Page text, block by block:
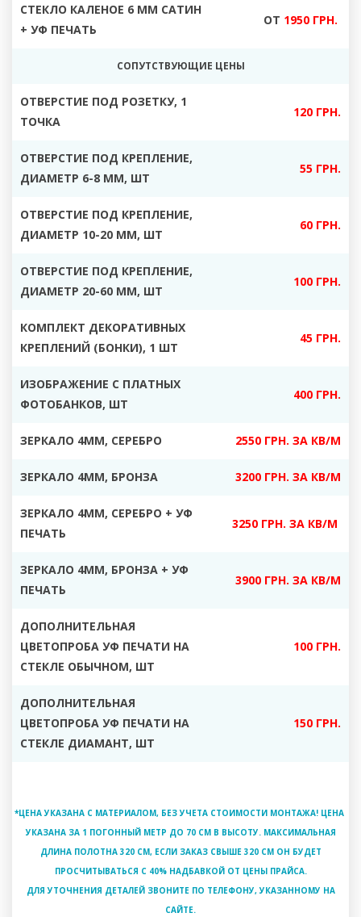
СТЕКЛО КАЛЕНОЕ 6 ММ САТИН
+ УФ ПЕЧАТЬ
ОТ 1950 ГРН.
СОПУТСТВУЮЩИЕ ЦЕНЫ
ОТВЕРСТИЕ ПОД РОЗЕТКУ, 1
ТОЧКА
120 ГРН.
ОТВЕРСТИЕ ПОД КРЕПЛЕНИЕ,
ДИАМЕТР 6-8 ММ, ШТ
55 ГРН.
ОТВЕРСТИЕ ПОД КРЕПЛЕНИЕ,
ДИАМЕТР 10-20 ММ, ШТ
60 ГРН.
ОТВЕРСТИЕ ПОД КРЕПЛЕНИЕ,
ДИАМЕТР 20-60 ММ, ШТ
100 ГРН.
КОМПЛЕКТ ДЕКОРАТИВНЫХ
КРЕПЛЕНИЙ (БОНКИ), 1 ШТ
45 ГРН.
ИЗОБРАЖЕНИЕ С ПЛАТНЫХ
ФОТОБАНКОВ, ШТ
400 ГРН.
ЗЕРКАЛО 4ММ, СЕРЕБРО 2550 ГРН. ЗА КВ/М
ЗЕРКАЛО 4ММ, БРОНЗА 3200 ГРН. ЗА КВ/М
ЗЕРКАЛО 4ММ, СЕРЕБРО + УФ
ПЕЧАТЬ
3250 ГРН. ЗА КВ/М
ЗЕРКАЛО 4ММ, БРОНЗА + УФ
ПЕЧАТЬ
3900 ГРН. ЗА КВ/М
ДОПОЛНИТЕЛЬНАЯ
ЦВЕТОПРОБА УФ ПЕЧАТИ НА
СТЕКЛЕ ОБЫЧНОМ, ШТ
100 ГРН.
ДОПОЛНИТЕЛЬНАЯ
ЦВЕТОПРОБА УФ ПЕЧАТИ НА
СТЕКЛЕ ДИАМАНТ, ШТ
150 ГРН.
*ЦЕНА УКАЗАНА С МАТЕРИАЛОМ, БЕЗ УЧЕТА СТОИМОСТИ МОНТАЖА! ЦЕНА
УКАЗАНА ЗА 1 ПОГОННЫЙ МЕТР ДО 70 СМ В ВЫСОТУ. МАКСИМАЛЬНАЯ
ДЛИНА ПОЛОТНА 320 СМ, ЕСЛИ ЗАКАЗ СВЫШЕ 320 СМ ОН БУДЕТ
ПРОСЧИТЫВАТЬСЯ С 40% НАДБАВКОЙ ОТ ЦЕНЫ ПРАЙСА.
ДЛЯ УТОЧНЕНИЯ ДЕТАЛЕЙ ЗВОНИТЕ ПО ТЕЛЕФОНУ, УКАЗАННОМУ НА
САЙТЕ.